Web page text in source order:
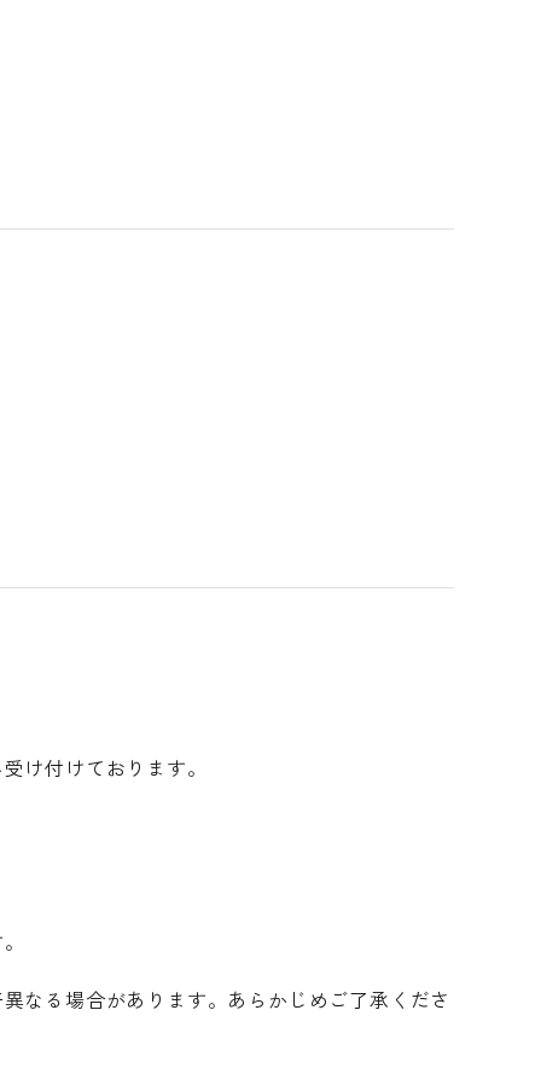
け付けております。
なる場合があります。あらかじめご了承くださ